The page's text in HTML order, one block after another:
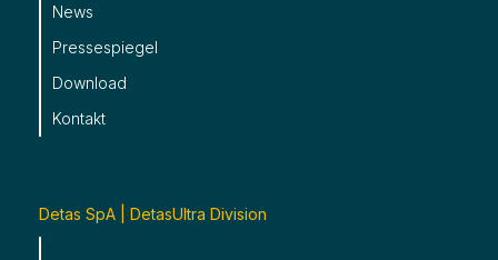
News
Pressespiegel
Download
Kontakt
Detas SpA | DetasUltra Division